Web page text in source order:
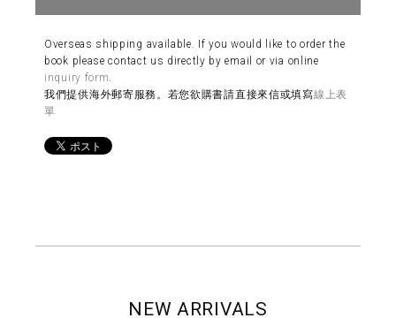
Overseas shipping available. If you would like to order the
book please contact us directly by email or via online
inquiry form
我們提供海外郵寄服務。若您欲購書請直接來信或填寫線上表
單
NEW ARRIVALS